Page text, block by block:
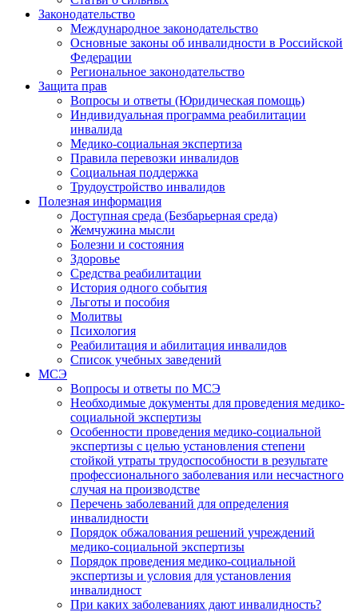
Законодательство
Международное законодательство
Основные законы об инвалидности в Российской
Федерации
Региональное законодательство
Защита прав
Вопросы и ответы (Юридическая помощь)
Индивидуальная программа реабилитации
инвалида
Медико-социальная экспертиза
Правила перевозки инвалидов
Социальная поддержка
Трудоустройство инвалидов
Полезная информация
Доступная среда (Безбарьерная среда)
Жемчужина мысли
Болезни и состояния
Здоровье
Средства реабилитации
История одного события
Льготы и пособия
Молитвы
Психология
Реабилитация и абилитация инвалидов
Список учебных заведений
МСЭ
Вопросы и ответы по МСЭ
Необходимые документы для проведения медико-
социальной экспертизы
Особенности проведения медико-социальной
экспертизы с целью установления степени
стойкой утраты трудоспособности в результате
профессионального заболевания или несчастного
случая на производстве
Перечень заболеваний для определения
инвалидности
Порядок обжалования решений учреждений
медико-социальной экспертизы
Порядок проведения медико-социальной
экспертизы и условия для установления
инвалидност
При каких заболеваниях дают инвалидность?